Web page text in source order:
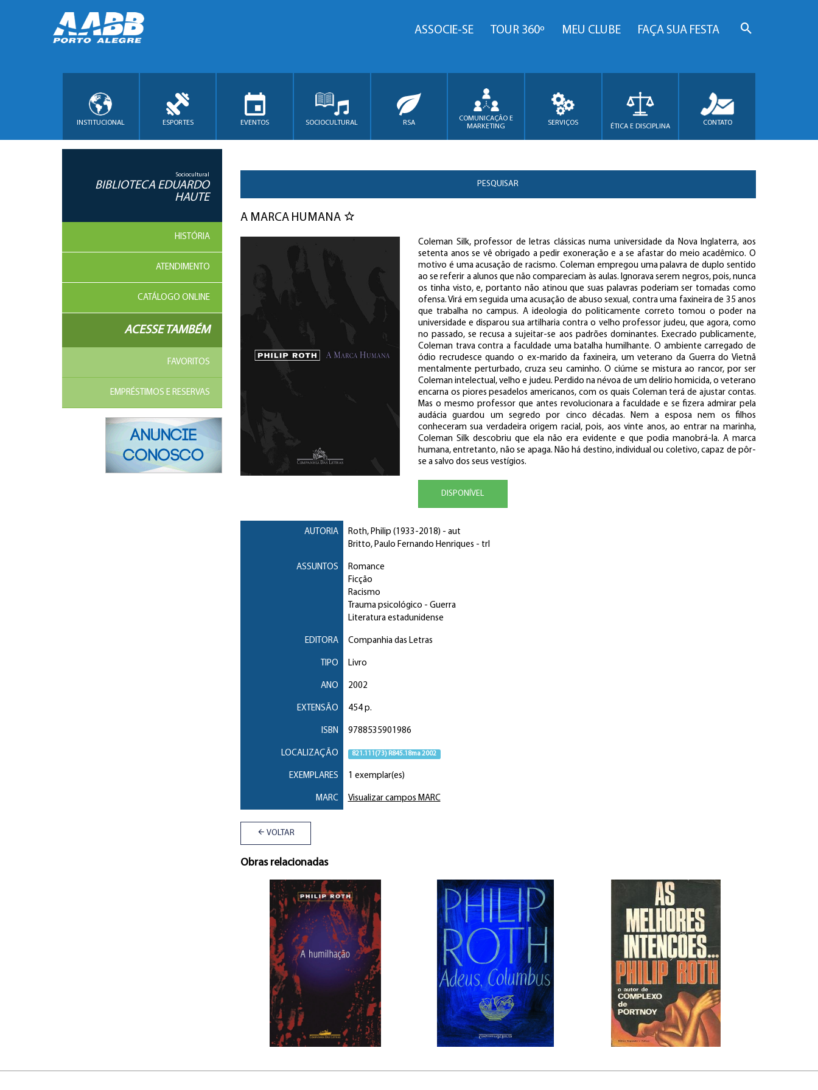
ASSOCIE-SE TOUR 360º MEU CLUBE FAÇA SUA FESTA
INSTITUCIONAL ESPORTES EVENTOS SOCIOCULTURAL RSA
COMUNICAÇÃO E
MARKETING
SERVIÇOS ÉTICA E DISCIPLINA CONTATO
Sociocultural
BIBLIOTECA EDUARDO
HAUTE
HISTÓRIA
ATENDIMENTO
CATÁLOGO ONLINE
ACESSE TAMBÉM
FAVORITOS
EMPRÉSTIMOS E RESERVAS
PESQUISAR
A MARCA HUMANA
Coleman Silk, professor de letras clássicas numa universidade da Nova Inglaterra, aos
setenta anos se vê obrigado a pedir exoneração e a se afastar do meio acadêmico. O
motivo é uma acusação de racismo. Coleman empregou uma palavra de duplo sentido
ao se referir a alunos que não compareciam às aulas. Ignorava serem negros, pois, nunca
os tinha visto, e, portanto não atinou que suas palavras poderiam ser tomadas como
ofensa. Virá em seguida uma acusação de abuso sexual, contra uma faxineira de 35 anos
que trabalha no campus. A ideologia do politicamente correto tomou o poder na
universidade e disparou sua artilharia contra o velho professor judeu, que agora, como
no passado, se recusa a sujeitar-se aos padrões dominantes. Execrado publicamente,
Coleman trava contra a faculdade uma batalha humilhante. O ambiente carregado de
ódio recrudesce quando o ex-marido da faxineira, um veterano da Guerra do Vietnã
mentalmente perturbado, cruza seu caminho. O ciúme se mistura ao rancor, por ser
Coleman intelectual, velho e judeu. Perdido na névoa de um delírio homicida, o veterano
encarna os piores pesadelos americanos, com os quais Coleman terá de ajustar contas.
Mas o mesmo professor que antes revolucionara a faculdade e se fizera admirar pela
audácia guardou um segredo por cinco décadas. Nem a esposa nem os filhos
conheceram sua verdadeira origem racial, pois, aos vinte anos, ao entrar na marinha,
Coleman Silk descobriu que ela não era evidente e que podia manobrá-la. A marca
humana, entretanto, não se apaga. Não há destino, individual ou coletivo, capaz de pôr-
se a salvo dos seus vestígios.
DISPONÍVEL
AUTORIA Roth, Philip (1933-2018) - aut
Britto, Paulo Fernando Henriques - trl
ASSUNTOS
Romance
Ficção
Racismo
Trauma psicológico - Guerra
Literatura estadunidense
EDITORA Companhia das Letras
TIPO Livro
ANO 2002
EXTENSÃO 454 p.
ISBN 9788535901986
LOCALIZAÇÃO 821.111(73) R845.18ma 2002
EXEMPLARES 1 exemplar(es)
MARC Visualizar campos MARC
VOLTAR
Obras relacionadas